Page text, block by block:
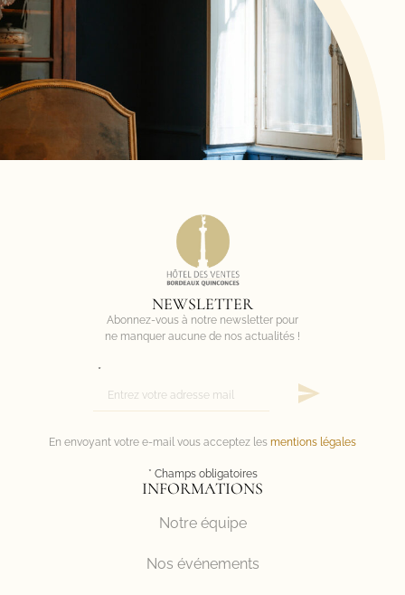
NEWSLETTER
Abonnez-vous à notre newsletter pour
ne manquer aucune de nos actualités !
*
En envoyant votre e-mail vous acceptez les mentions légales
* Champs obligatoires
INFORMATIONS
Notre équipe
Nos événements